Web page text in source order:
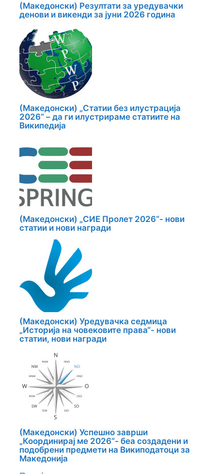
(Македонски) Резултати за уредувачки
денови и викенди за јуни 2026 година
(Македонски) „Статии без илустрација
2026“ – да ги илустрираме статиите на
Википедија
(Македонски) „СИЕ Пролет 2026“- нови
статии и нови награди
(Македонски) Уредувачка седмица
„Историја на човековите права“- нови
статии, нови награди
(Македонски) Успешно заврши
„Координирај ме 2026“- беа создадени и
подобрени предмети на Википодатоци за
Македонија